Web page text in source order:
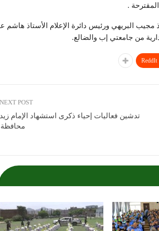
المقترحة .
مجيب البريهي ورئيس دائرة الإعلام الأستاذ هاشم
من جامعتي إب والضالع.
ReddIt
NEXT POST
تدشين فعاليات إحياء ذكرى استشهاد الإمام